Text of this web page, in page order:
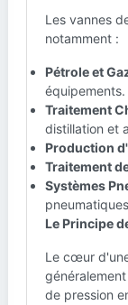
Les vannes
notamment :
Pétrole et
équipements.
Traitement
distillation et
Production
Traitement
Systèmes
Le Principe
Le cœur
de pression